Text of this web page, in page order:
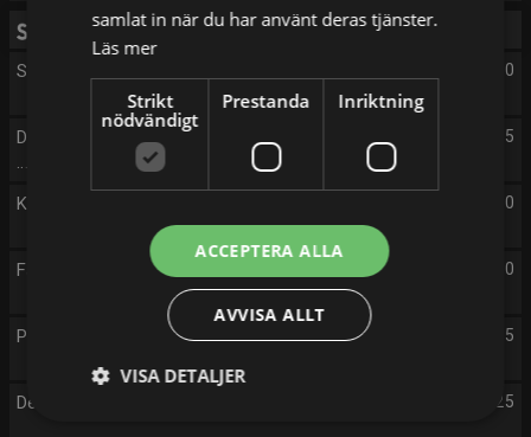
Lördag 15/8
05:00
Sändningsuppehåll
09:05
Där ingen skulle tro att någon kunde bo: Sommarstun
...
09:20
Kriminalarkivet: Ståplats i Nybroviken
09:40
Familjen Adampour
10:05
Pilsnerraggarna
10:25
Den dunkla naturen
samlat in när du har använt deras tjänster.
Läs mer
Strikt
nödvändigt
Prestanda Inriktning
ACCEPTERA ALLA
AVVISA ALLT
VISA DETALJER